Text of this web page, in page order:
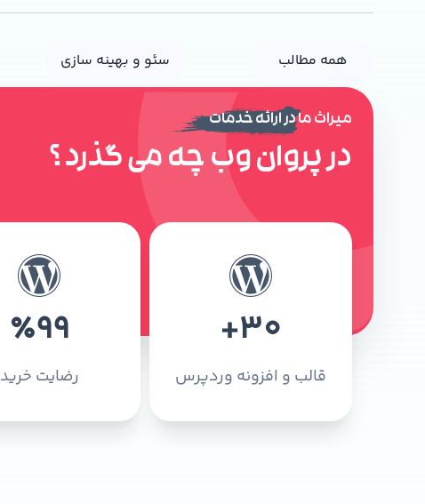
همه مطالب سئو و بهینه سازی
میراث ما در ارائه خدمات
در پروان وب چه می گذرد ؟
30
+
قالب و افزونه وردپرس
٪99
رضایت خرید